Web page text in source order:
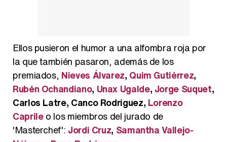
Ellos pusieron el humor a una alfombra roja por
la que también pasaron, además de los
premiados, Nieves Álvarez, Quim Gutiérrez,
Rubén Ochandiano, Unax Ugalde, Jorge Suquet,
Carlos Latre, Canco Rodríguez, Lorenzo
Caprileo los miembros del jurado de
'Masterchef': Jordi Cruz, Samantha Vallejo-